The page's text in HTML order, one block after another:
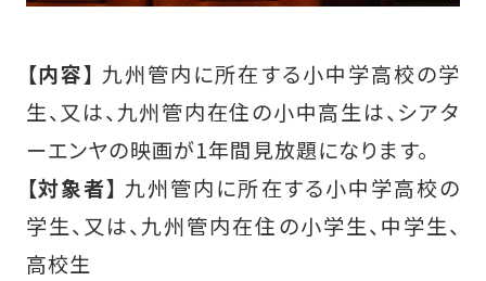
【内容】 九州管内に所在する小中学高校の学
生、又は、九州管内在住の小中高生は、シアタ
ーエンヤの映画が1年間見放題になります。
【対象者】 九州管内に所在する小中学高校の
学生、又は、九州管内在住の小学生、中学生、
高校生